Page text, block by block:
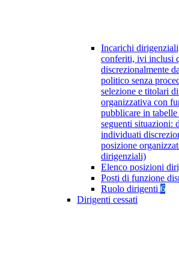
Incarichi
conferiti, ivi inclusi
discrezionalmente
politico senza
selezione e titolari
organizzativa con
pubblicare in
seguenti situazioni:
individuati
posizione
dirigenziali)
Elenco posizioni
Posti di funzione
Ruolo dirigenti 6
Dirigenti cessati